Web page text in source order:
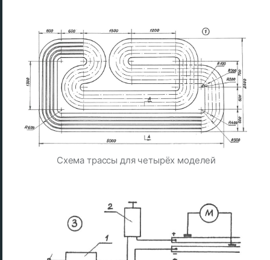
Схема трассы для четырёх моделей